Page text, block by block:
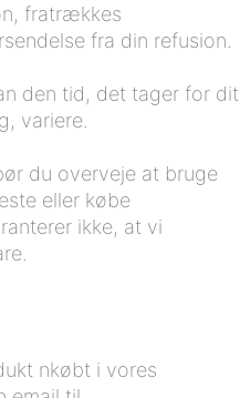
fratrækkes
fra din refusion.
den tid, det tager for dit
variere.
du overveje at bruge
eller købe
ikke, at vi
nkøbt i vores